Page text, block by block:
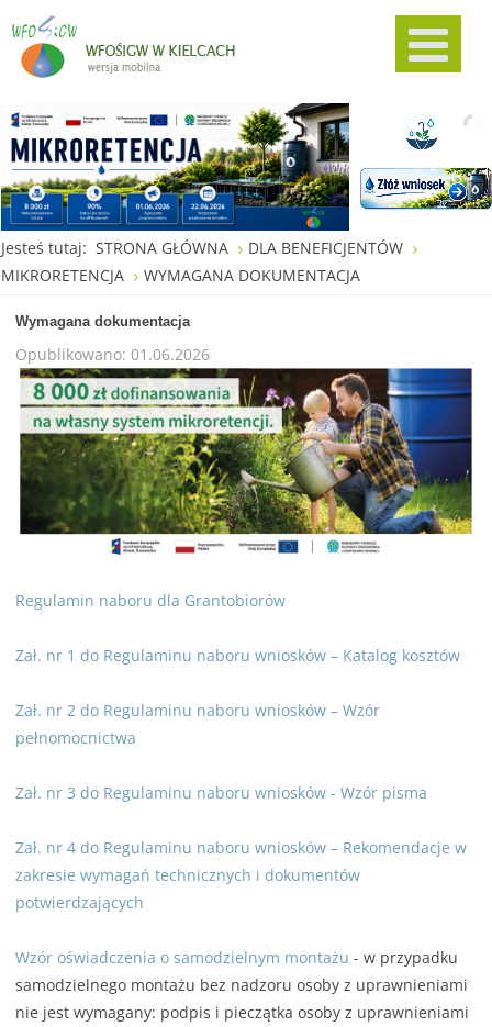
Jesteś tutaj: STRONA GŁÓWNA
DLA BENEFICJENTÓW
MIKRORETENCJA
WYMAGANA DOKUMENTACJA
Wymagana dokumentacja
Opublikowano: 01.06.2026
Regulamin naboru dla Grantobiorów
Zał. nr 1 do Regulaminu naboru wniosków – Katalog kosztów
Zał. nr 2 do Regulaminu naboru wniosków – Wzór
pełnomocnictwa
Zał. nr 3 do Regulaminu naboru wniosków - Wzór pisma
Zał. nr 4 do Regulaminu naboru wniosków – Rekomendacje w
zakresie wymagań technicznych i dokumentów
potwierdzających
Wzór oświadczenia o samodzielnym montażu - w przypadku
samodzielnego montażu bez nadzoru osoby z uprawnieniami
nie jest wymagany: podpis i pieczątka osoby z uprawnieniami